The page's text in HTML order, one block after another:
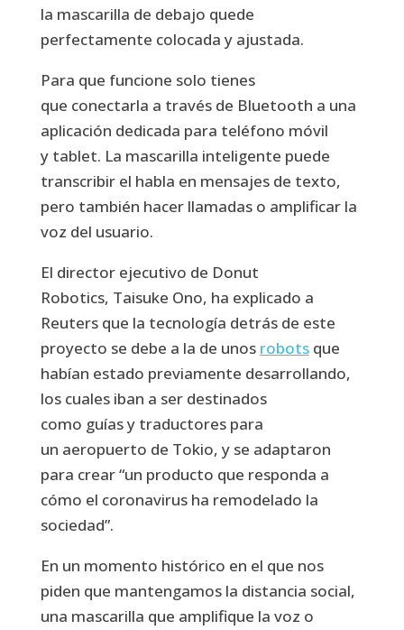
la mascarilla de debajo quede
perfectamente colocada y ajustada.
Para que funcione solo tienes
que conectarla a través de Bluetooth a una
aplicación dedicada para teléfono móvil
y tablet. La mascarilla inteligente puede
transcribir el habla en mensajes de texto,
pero también hacer llamadas o amplificar la
voz del usuario.
El director ejecutivo de Donut
Robotics, Taisuke Ono, ha explicado a
Reuters que la tecnología detrás de este
proyecto se debe a la de unos robotsque
habían estado previamente desarrollando,
los cuales iban a ser destinados
como guías y traductores para
un aeropuerto de Tokio, y se adaptaron
para crear “un producto que responda a
cómo el coronavirus ha remodelado la
sociedad”.
En un momento histórico en el que nos
piden que mantengamos la distancia social,
una mascarilla que amplifique la voz o